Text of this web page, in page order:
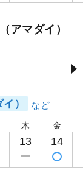
アマダイ）
）
木
13
金
14